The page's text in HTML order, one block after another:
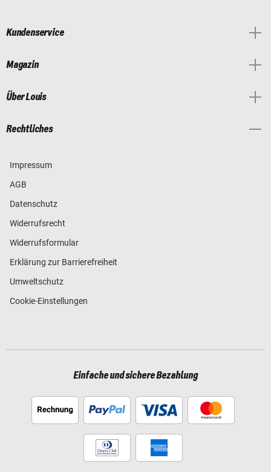
Kundenservice
Magazin
Über Louis
Rechtliches
Impressum
AGB
Datenschutz
Widerrufsrecht
Widerrufsformular
Erklärung zur Barrierefreiheit
Umweltschutz
Cookie-Einstellungen
Einfache und sichere Bezahlung